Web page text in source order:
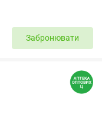
Забронювати